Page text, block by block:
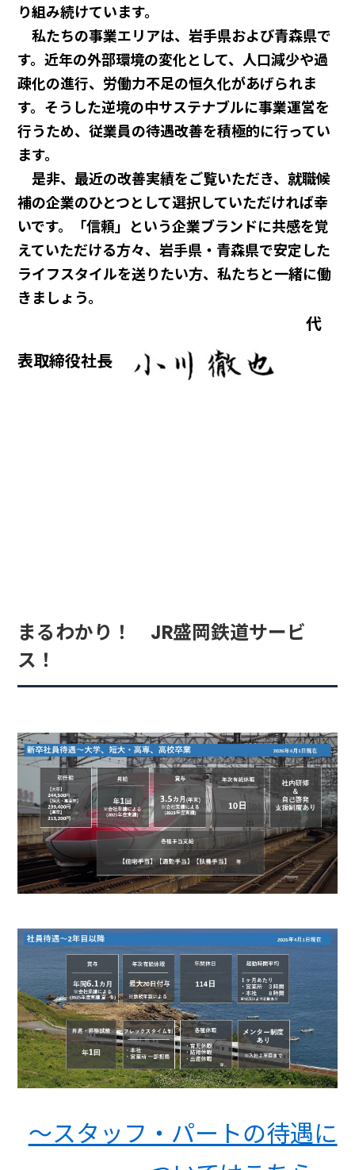
り組み続けています。
私たちの事業エリアは、岩手県および青森県で
す。近年の外部環境の変化として、人口減少や過
疎化の進行、労働力不足の恒久化があげられま
す。そうした逆境の中サステナブルに事業運営を
行うため、従業員の待遇改善を積極的に行ってい
ます。
是非、最近の改善実績をご覧いただき、就職候
補の企業のひとつとして選択していただければ幸
いです。「信頼」という企業ブランドに共感を覚
えていただける方々、岩手県・青森県で安定した
ライフスタイルを送りたい方、私たちと一緒に働
きましょう。
代
表取締役社長
まるわかり！ JR盛岡鉄道サービ
ス！
～スタッフ・パートの待遇に